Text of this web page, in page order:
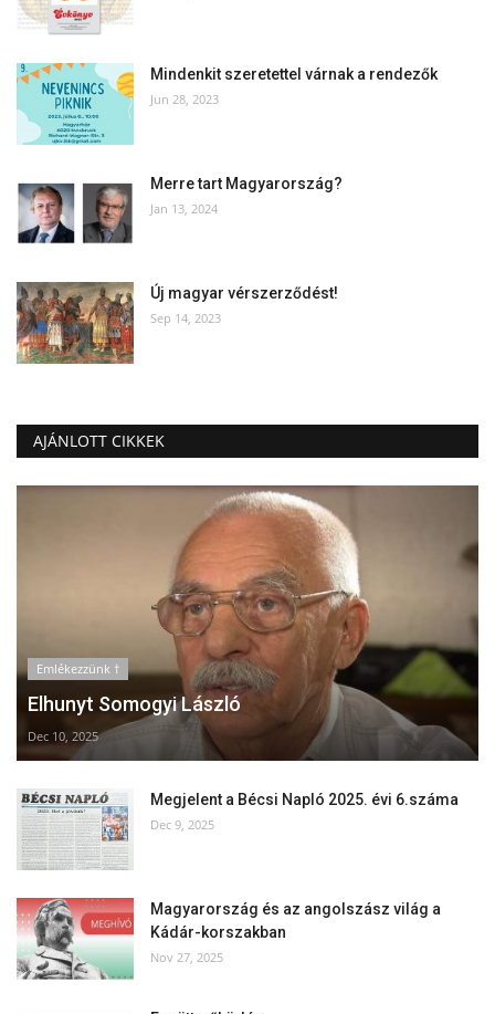
Mindenkit szeretettel várnak a rendezők
Jun 28, 2023
Merre tart Magyarország?
Jan 13, 2024
Új magyar vérszerződést!
Sep 14, 2023
AJÁNLOTT CIKKEK
Emlékezzünk †
Elhunyt Somogyi László
Dec 10, 2025
Megjelent a Bécsi Napló 2025. évi 6.száma
Dec 9, 2025
Magyarország és az angolszász világ a
Kádár-korszakban
Nov 27, 2025